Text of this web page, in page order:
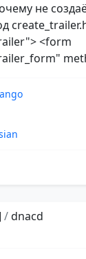
не
<form
/dnacd